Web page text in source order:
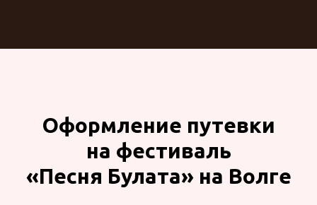
Оформление путевки
на фестиваль
«Песня Булата» на Волге